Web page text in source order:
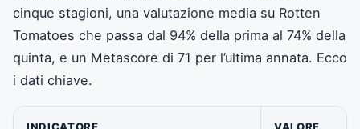
cinque stagioni, una valutazione media su Rotten
Tomatoes che passa dal 94% della prima al 74% della
quinta, e un Metascore di 71 per l’ultima annata. Ecco
i dati chiave.
INDICATORE VALORE